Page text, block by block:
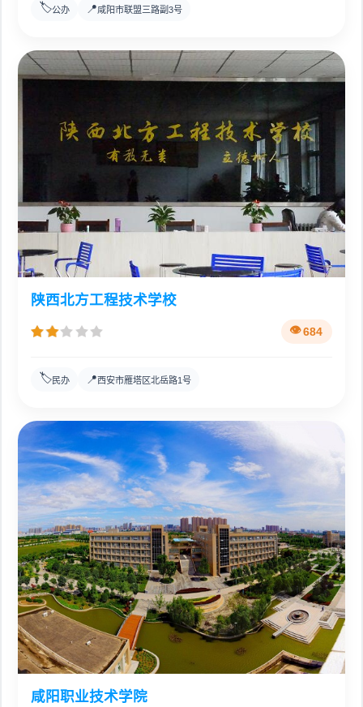
🏷️公办 📍咸阳市联盟三路副3号
陕西北方工程技术学校
684
🏷️民办 📍西安市雁塔区北岳路1号
咸阳职业技术学院